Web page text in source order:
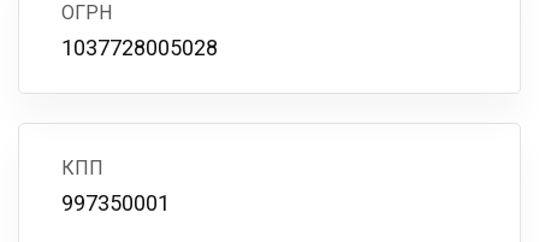
ОГРН
1037728005028
КПП
997350001